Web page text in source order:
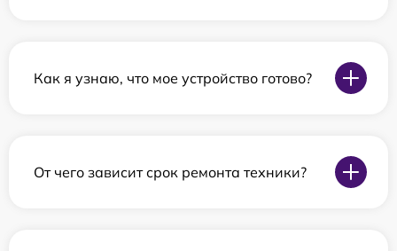
Как я узнаю, что мое устройство готово?
От чего зависит срок ремонта техники?